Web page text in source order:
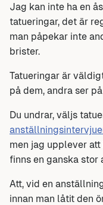
Jag kan inte ha en
tatueringar, det är
man påpekar inte
brister.
Tatueringar är
på dem, andra ser
Du undrar, väljs
men jag upplever
finns en ganska stor
Att, vid en
innan man låtit den